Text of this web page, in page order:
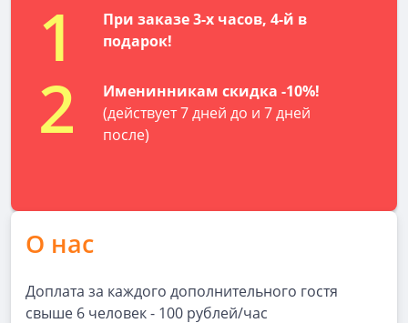
1
При заказе 3-х часов, 4-й в
подарок!
2
Именинникам скидка -10%!
(действует 7 дней до и 7 дней
после)
О нас
Доплата за каждого дополнительного гостя
свыше 6 человек - 100 рублей/час